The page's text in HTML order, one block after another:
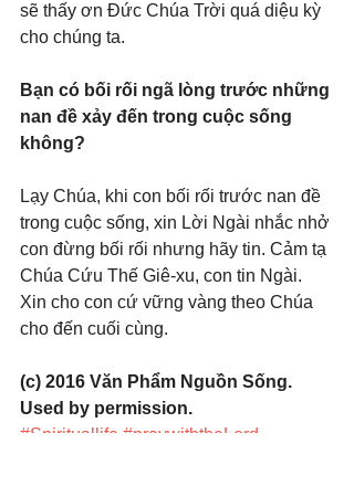
sẽ thấy ơn Đức Chúa Trời quá diệu kỳ
cho chúng ta.
Bạn có bối rối ngã lòng trước những
nan đề xảy đến trong cuộc sống
không?
Lạy Chúa, khi con bối rối trước nan đề
trong cuộc sống, xin Lời Ngài nhắc nhở
con đừng bối rối nhưng hãy tin. Cảm tạ
Chúa Cứu Thế Giê-xu, con tin Ngài.
Xin cho con cứ vững vàng theo Chúa
cho đến cuối cùng.
(c) 2016 Văn Phẩm Nguồn Sống.
Used by permission.
#Spirituallife #praywiththeLord